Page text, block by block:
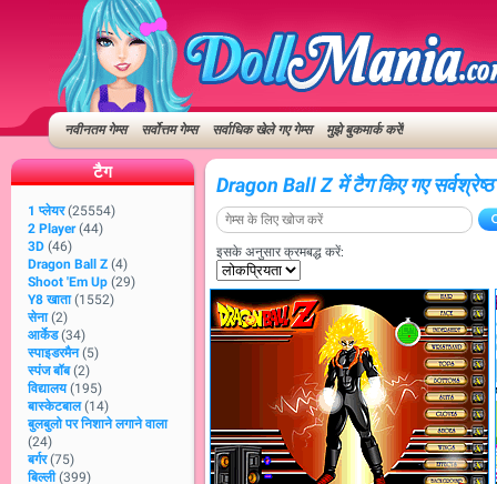
नवीनतम गेम्स सर्वोत्तम गेम्स सर्वाधिक खेले गए गेम्स मुझे बुकमार्क करें!
टैग
1 प्लेयर (25554)
2 Player (44)
3D (46)
Dragon Ball Z (4)
Shoot 'Em Up (29)
Y8 खाता (1552)
सेना (2)
आर्केड (34)
स्पाइडरमैन (5)
स्पंज बॉब (2)
विद्यालय (195)
बास्केटबाल (14)
बुलबुलो पर निशाने लगाने वाला
(24)
बर्गर (75)
बिल्ली (399)
Dragon Ball Z में टैग किए गए
इसके अनुसार क्रमबद्ध करें: